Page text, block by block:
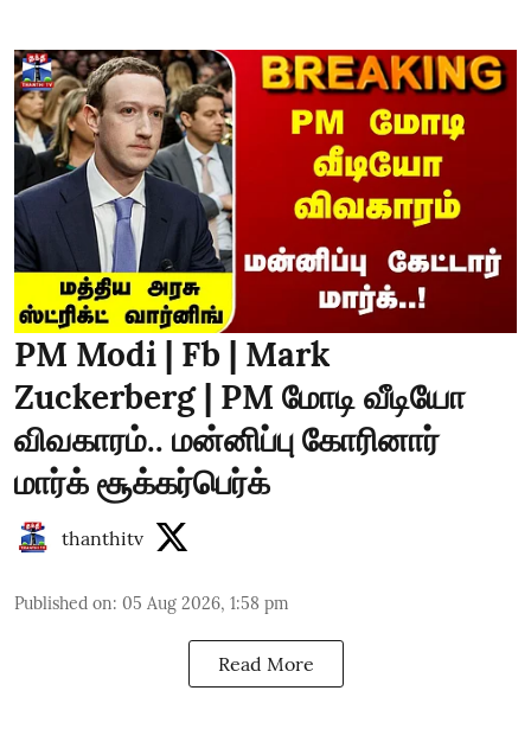
PM Modi | Fb | Mark
Zuckerberg | PM மோடி வீடியோ
விவகாரம்.. மன்னிப்பு கோரினார்
மார்க் சூக்கர்பெர்க்
thanthitv
Published on: 05 Aug 2026, 1:58 pm
Read More